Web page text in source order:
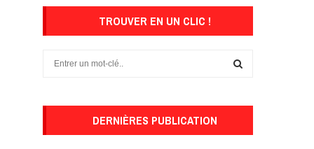
TROUVER EN UN CLIC !
DERNIÈRES PUBLICATION